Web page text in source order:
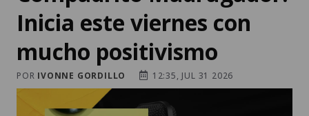
Inicia este viernes con
mucho positivismo
POR IVONNE GORDILLO 12:35, JUL 31 2026